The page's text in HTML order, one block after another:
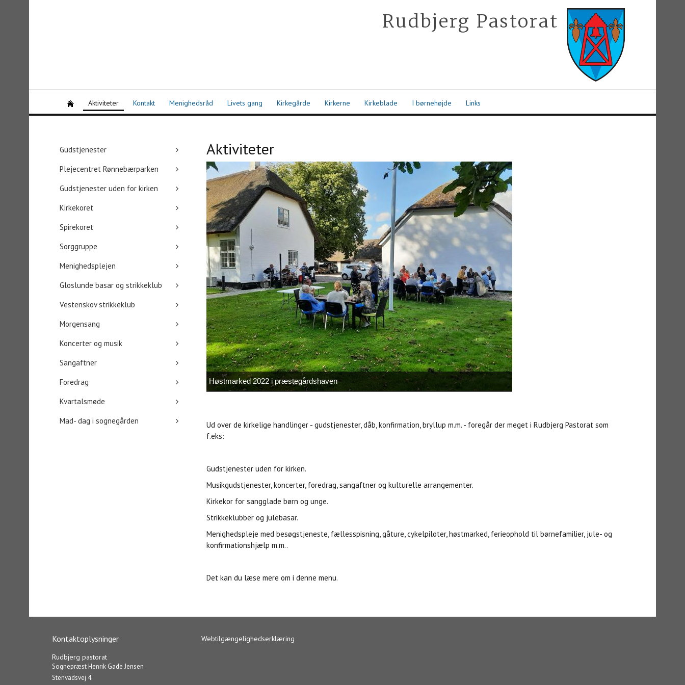
Rudbjerg Pastorat
Aktiviteter Kontakt Menighedsråd Livets gang Kirkegårde Kirkerne Kirkeblade I børnehøjde Links
Gudstjenester
Plejecentret Rønnebærparken
Gudstjenester uden for kirken
Kirkekoret
Spirekoret
Sorggruppe
Menighedsplejen
Gloslunde basar og strikkeklub
Vestenskov strikkeklub
Morgensang
Koncerter og musik
Sangaftner
Foredrag
Kvartalsmøde
Mad- dag i sognegården
Aktiviteter
Høstmarked 2022 i præstegårdshaven
Ud over de kirkelige handlinger - gudstjenester, dåb, konfirmation, bryllup m.m. - foregår der meget i Rudbjerg Pastorat som
f.eks:
Gudstjenester uden for kirken.
Musikgudstjenester, koncerter, foredrag, sangaftner og kulturelle arrangementer.
Kirkekor for sangglade børn og unge.
Strikkeklubber og julebasar.
Menighedspleje med besøgstjeneste, fællesspisning, gåture, cykelpiloter, høstmarked, ferieophold til børnefamilier, jule- og
konfirmationshjælp m.m..
Det kan du læse mere om i denne menu.
Kontaktoplysninger
Rudbjerg pastorat
Sognepræst Henrik Gade Jensen
Stenvadsvej 4
Webtilgængelighedserklæring